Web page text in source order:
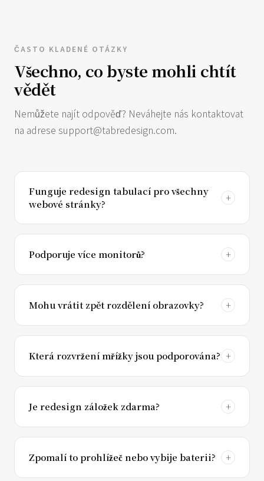
ČASTO KLADENÉ OTÁZKY
Všechno, co byste mohli chtít
vědět
Nemůžete najít odpověď? Neváhejte nás kontaktovat
na adrese support@tabredesign.com.
Funguje redesign tabulací pro všechny
webové stránky?
Podporuje více monitorů?
Mohu vrátit zpět rozdělení obrazovky?
Která rozvržení mřížky jsou podporována?
Je redesign záložek zdarma?
Zpomalí to prohlížeč nebo vybije baterii?